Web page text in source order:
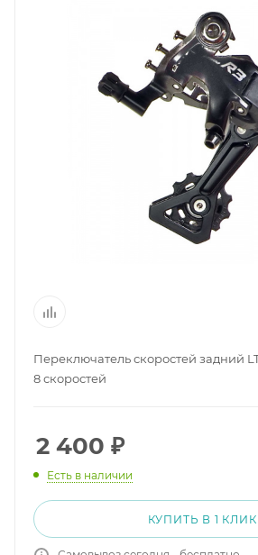
Переключатель скоростей задний
8 скоростей
2 400 ₽
Есть в наличии
КУПИТЬ В 1 КЛИК